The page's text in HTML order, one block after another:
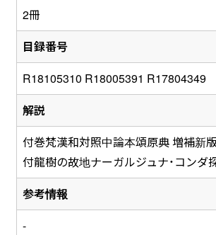
2冊
目録番号
R18105310 R18005391 R17804349
解説
付巻梵漢和対照中論本頌原典 増補新
付龍樹の故地ナーガルジュナ・コンダ
参考情報
-